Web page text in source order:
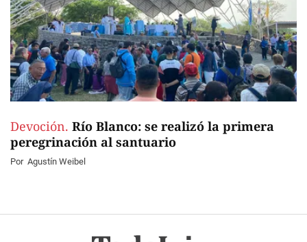
Devoción. Río Blanco: se realizó la primera
peregrinación al santuario
Por Agustín Weibel